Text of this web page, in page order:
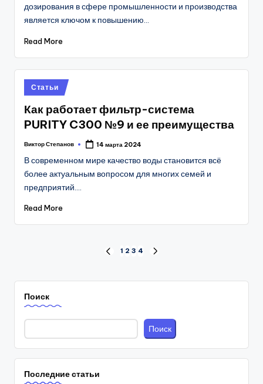
дозирования в сфере промышленности и производства
является ключом к повышению…
Read More
Posted
in
Статьи
Как работает фильтр-система
PURITY C300 №9 и ее преимущества
Posted
Виктор Степанов 14 марта 2024
В современном мире качество воды становится всё
более актуальным вопросом для многих семей и
предприятий.…
Read More
записей
PREVIOUS
1 2 3 4
Поиск
Поиск
Последние статьи